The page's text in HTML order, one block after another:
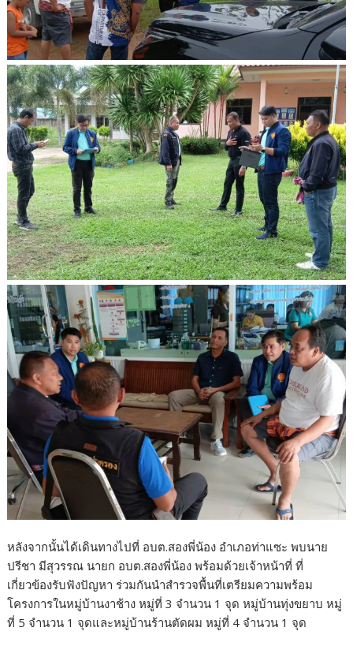
หลังจากนั้นได้เดินทางไปที่ อบต.สองพี่น้อง อำเภอท่าแซะ พบนาย
ปรีชา มีสุวรรณ นายก อบต.สองพี่น้อง พร้อมด้วยเจ้าหน้าที่ ที่
เกี่ยวข้องรับฟังปัญหา ร่วมกันนำสำรวจพื้นที่เตรียมความพร้อม
โครงการในหมู่บ้านงาช้าง หมู่ที่ 3 จำนวน 1 จุด หมู่บ้านทุ่งขยาบ หมู่
ที่ 5 จำนวน 1 จุดและหมู่บ้านร้านตัดผม หมู่ที่ 4 จำนวน 1 จุด